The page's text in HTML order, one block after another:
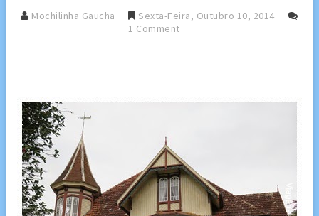
Mochilinha Gaucha
Sexta-Feira, Outubro 10, 2014
1 Comment